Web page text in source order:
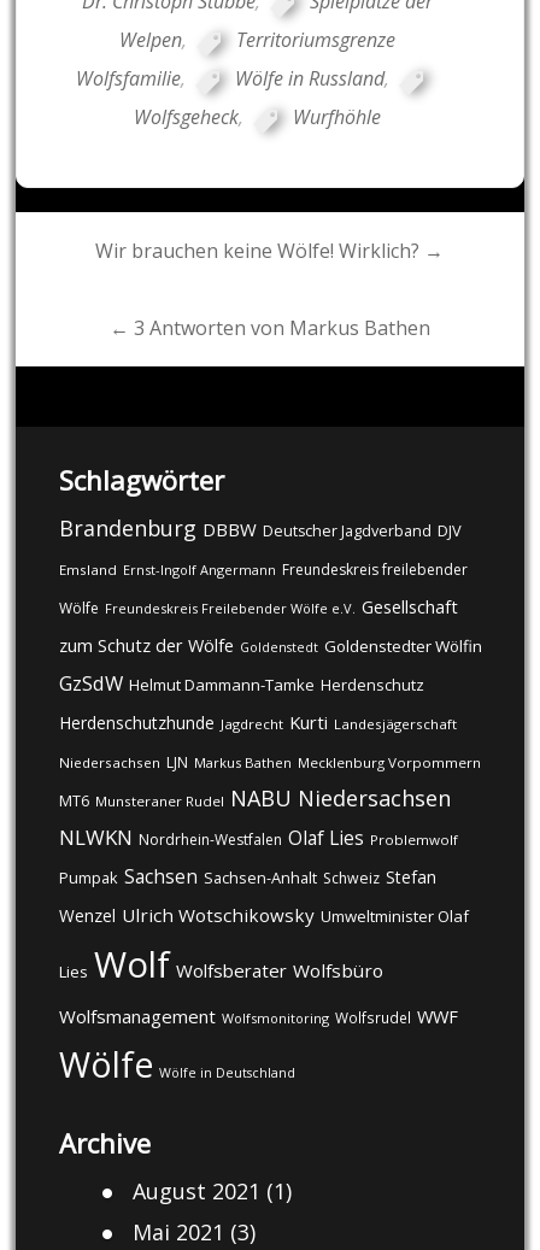
Welpen,
Territoriumsgrenze
Wolfsfamilie, Wölfe in Russland,
Wolfsgeheck, Wurfhöhle
PostWir brauchen keine Wölfe! Wirklich? →
← 3 Antworten von Markus Bathen
Schlagwörter
Brandenburg DBBW Deutscher Jagdverband DJV
Emsland Ernst-Ingolf Angermann Freundeskreis freilebender
Wölfe Freundeskreis Freilebender Wölfe e.V. Gesellschaft
zum Schutz der Wölfe Goldenstedt Goldenstedter Wölfin
GzSdW Helmut Dammann-Tamke Herdenschutz
Herdenschutzhunde Jagdrecht Kurti Landesjägerschaft
Niedersachsen LJN Markus Bathen Mecklenburg Vorpommern
MT6 Munsteraner Rudel NABU Niedersachsen
NLWKN Nordrhein-Westfalen Olaf Lies Problemwolf
Pumpak Sachsen Sachsen-Anhalt Schweiz Stefan
Wenzel Ulrich Wotschikowsky Umweltminister Olaf
Lies Wolf Wolfsberater Wolfsbüro
Wolfsmanagement Wolfsmonitoring Wolfsrudel WWF
Wölfe Wölfe in Deutschland
Archive
August 2021 (1)
Mai 2021 (3)